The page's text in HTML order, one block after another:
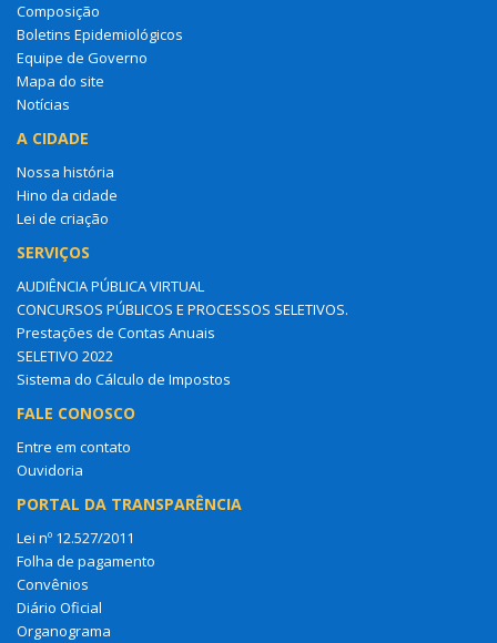
Composição
Boletins Epidemiológicos
Equipe de Governo
Mapa do site
Notícias
A CIDADE
Nossa história
Hino da cidade
Lei de criação
SERVIÇOS
AUDIÊNCIA PÚBLICA VIRTUAL
CONCURSOS PÚBLICOS E PROCESSOS SELETIVOS.
Prestações de Contas Anuais
SELETIVO 2022
Sistema do Cálculo de Impostos
FALE CONOSCO
Entre em contato
Ouvidoria
PORTAL DA TRANSPARÊNCIA
Lei nº 12.527/2011
Folha de pagamento
Convênios
Diário Oficial
Organograma